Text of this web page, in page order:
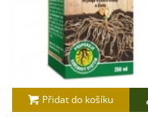
Přidat do košíku